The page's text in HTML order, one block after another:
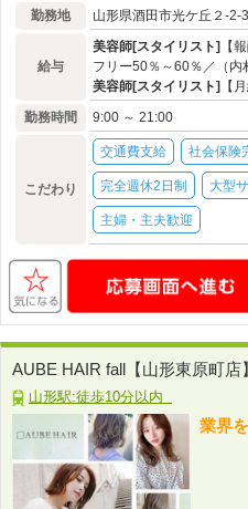
勤務地 山形県酒田市光ケ丘２-
給与
美容師[スタイリスト] 【
フリー50％～60％／（内
美容師[スタイリスト] 【
勤務時間
9:00 ～ 21:00
こだわり
交通費支給 社会保険
完全週休2日制 大型
主婦・主夫歓迎
AUBE HAIR fall【山形東原町店】
山形駅:徒歩10分以内
業界